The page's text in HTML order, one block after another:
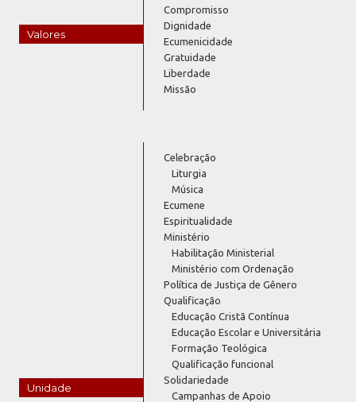
Valores
Compromisso
Dignidade
Ecumenicidade
Gratuidade
Liberdade
Missão
Unidade
Celebração
Liturgia
Música
Ecumene
Espiritualidade
Ministério
Habilitação Ministerial
Ministério com Ordenação
Política de Justiça de Gênero
Qualificação
Educação Cristã Contínua
Educação Escolar e Universitária
Formação Teológica
Qualificação funcional
Solidariedade
Campanhas de Apoio